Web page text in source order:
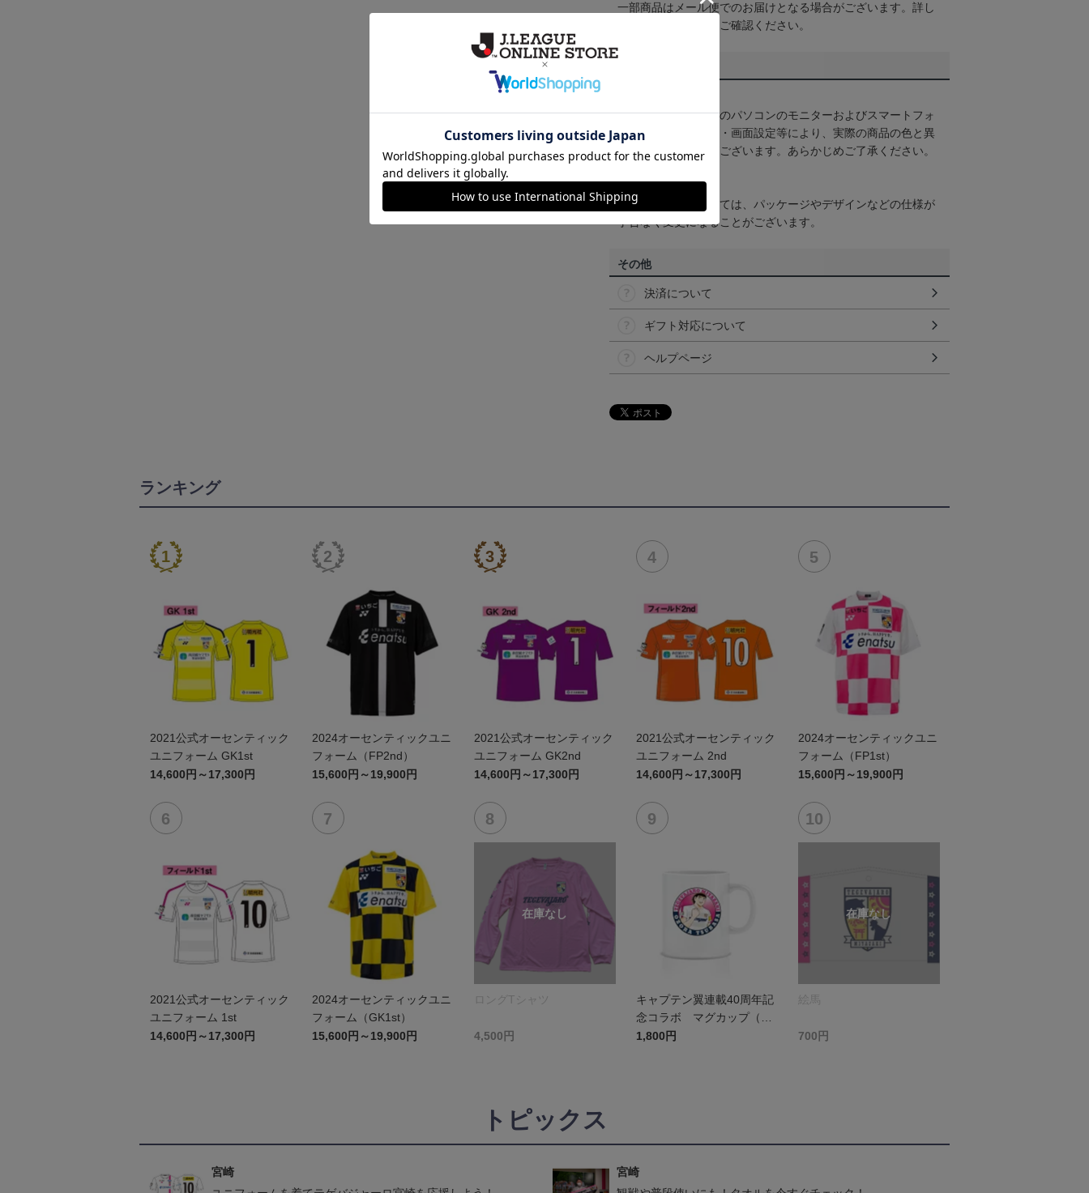
一部商品はメール便でのお届けとなる場合がございます。詳し
をご確認ください。
商品画像は、お使いのパソコンのモニターおよびスマートフォ
ンのメーカー・機種・画面設定等により、実際の商品の色と異
なって見える場合がございます。あらかじめご了承ください。
【仕様について】
取り扱い商品によっては、パッケージやデザインなどの仕様が
予告なく変更になることがございます。
その他
決済について
ギフト対応について
ヘルプページ
ランキング
2021公式オーセンティック
ユニフォーム GK1st
14,600円～17,300円
2024オーセンティックユニ
フォーム（FP2nd）
15,600円～19,900円
2021公式オーセンティック
ユニフォーム GK2nd
14,600円～17,300円
2021公式オーセンティック
ユニフォーム 2nd
14,600円～17,300円
2024オーセンティックユニ
フォーム（FP1st）
15,600円～19,900円
2021公式オーセンティック
ユニフォーム 1st
14,600円～17,300円
2024オーセンティックユニ
フォーム（GK1st）
15,600円～19,900円
ロングTシャツ
4,500円
キャプテン翼連載40周年記
念コラボ マグカップ（テ
ゲバジャーロ宮崎）
1,800円
絵馬
700円
トピックス
宮崎
宮崎